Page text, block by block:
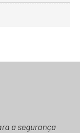
a segurança